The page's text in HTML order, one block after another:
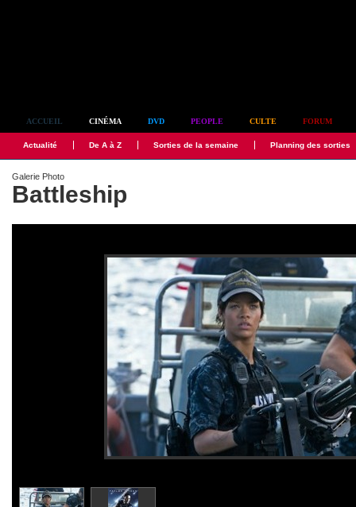
ACCUEIL CINÉMA DVD PEOPLE CULTE FORUM
Actualité De A à Z Sorties de la semaine Planning des sorties
Galerie Photo
Battleship